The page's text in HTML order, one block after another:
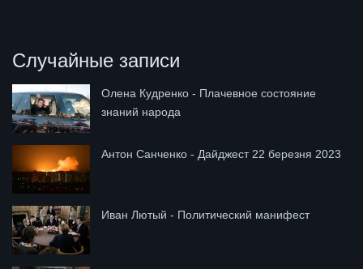
Случайные записи
Олена Кудренко - Плачевное состояние
знаний народа
Антон Санченко - Дайджест 22 березня 2023
Иван Лютый - Политический манифест